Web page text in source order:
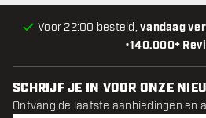
•140.000+
Voor 22:00 besteld,vandaag
SCHRIJF JE IN VOOR ONZE
Ontvang de laatste aanbiedingen en